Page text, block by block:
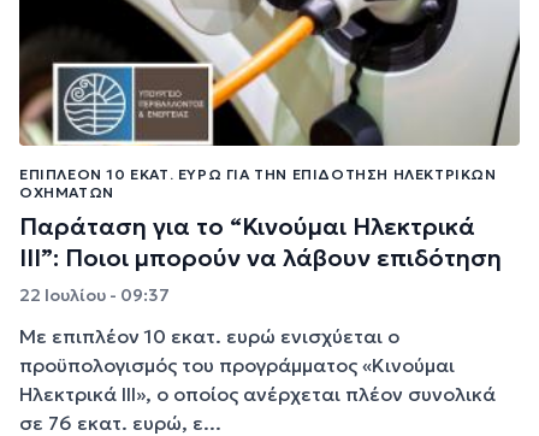
ΕΠΙΠΛΈΟΝ 10 ΕΚΑΤ. ΕΥΡΏ ΓΙΑ ΤΗΝ ΕΠΙΔΌΤΗΣΗ ΗΛΕΚΤΡΙΚΏΝ
ΟΧΗΜΆΤΩΝ
Παράταση για το “Κινούμαι Ηλεκτρικά
ΙΙΙ”: Ποιοι μπορούν να λάβουν επιδότηση
22 Ιουλίου - 09:37
Με επιπλέον 10 εκατ. ευρώ ενισχύεται ο
προϋπολογισμός του προγράμματος «Κινούμαι
Ηλεκτρικά ΙΙΙ», ο οποίος ανέρχεται πλέον συνολικά
σε 76 εκατ. ευρώ, ε...